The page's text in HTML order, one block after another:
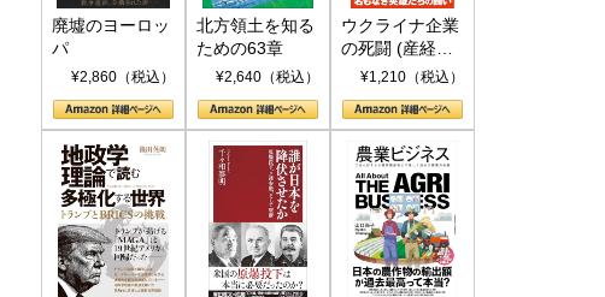
廃墟のヨーロッ
パ
¥2,860（税込）
北方領土を知る
ための63章
¥2,640（税込）
ウクライナ企業
の死闘 (産経セ
レクト S 039)
¥1,210（税込）